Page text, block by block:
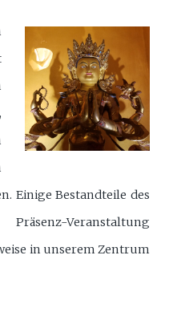
Einige Bestandteile des
Veranstaltung
in unserem Zentrum